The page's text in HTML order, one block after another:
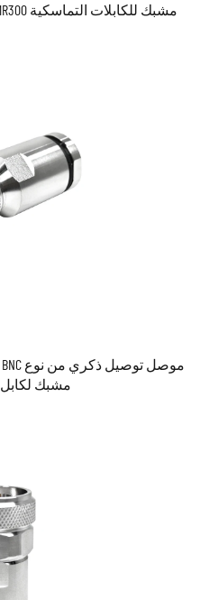
مشبك لكابل LMR300 و5DFB